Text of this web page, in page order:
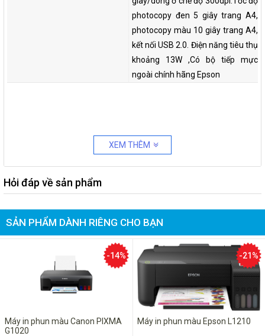
photocopy đen 5 giây trang A4,
photocopy màu 10 giây trang A4,
kết nối USB 2.0. Điện năng tiêu thụ
khoảng 13W ,Có bộ tiếp mực
ngoài chính hãng Epson
XEM THÊM
Hỏi đáp về sản phẩm
SẢN PHẨM DÀNH RIÊNG CHO BẠN
Máy in phun màu Canon PIXMA
G1020
-14%
Máy in phun màu Epson L1210
-21%